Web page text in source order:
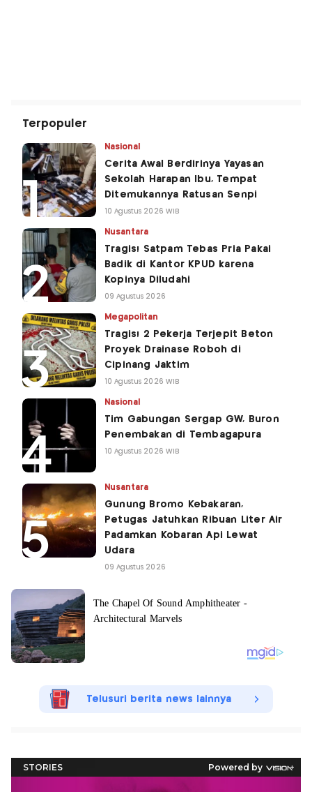
Terpopuler
Nasional
Cerita Awal Berdirinya Yayasan
Sekolah Harapan Ibu, Tempat
Ditemukannya Ratusan Senpi
10 Agustus 2026 WIB
Nusantara
Tragis! Satpam Tebas Pria Pakai
Badik di Kantor KPUD karena
Kopinya Diludahi
09 Agustus 2026
Megapolitan
Tragis! 2 Pekerja Terjepit Beton
Proyek Drainase Roboh di
Cipinang Jaktim
10 Agustus 2026 WIB
Nasional
Tim Gabungan Sergap GW, Buron
Penembakan di Tembagapura
10 Agustus 2026 WIB
Nusantara
Gunung Bromo Kebakaran,
Petugas Jatuhkan Ribuan Liter Air
Padamkan Kobaran Api Lewat
Udara
09 Agustus 2026
Telusuri berita news lainnya